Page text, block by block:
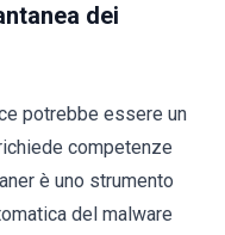
dei
potrebbe essere un
competenze
è uno strumento
del malware